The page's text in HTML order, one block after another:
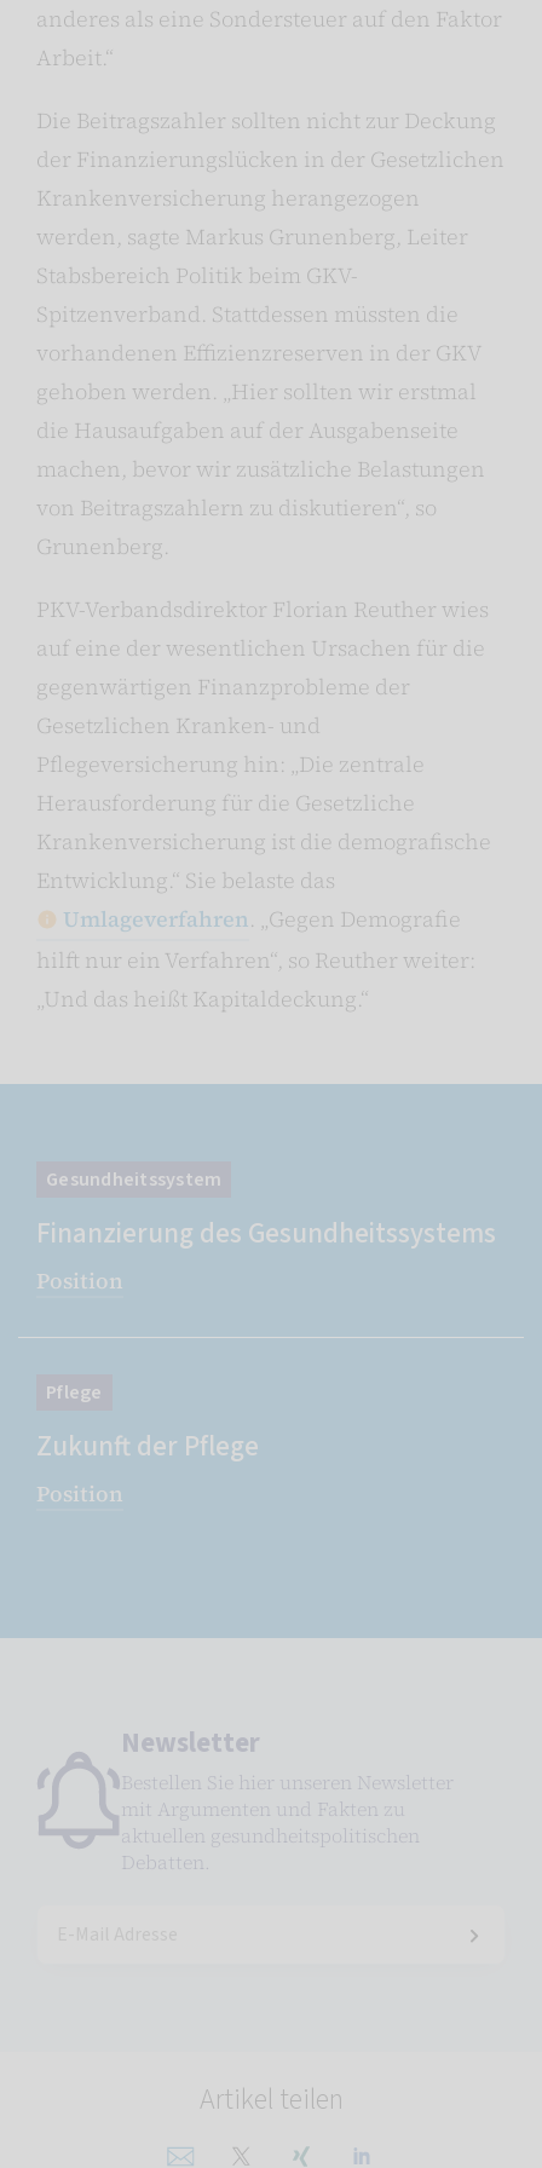
anderes als eine Sondersteuer auf den Faktor
Arbeit.“
Die Beitragszahler sollten nicht zur Deckung
der Finanzierungslücken in der Gesetzlichen
Krankenversicherung herangezogen
werden, sagte Markus Grunenberg, Leiter
Stabsbereich Politik beim GKV-
Spitzenverband. Stattdessen müssten die
vorhandenen Effizienzreserven in der GKV
gehoben werden. „Hier sollten wir erstmal
die Hausaufgaben auf der Ausgabenseite
machen, bevor wir zusätzliche Belastungen
von Beitragszahlern zu diskutieren“, so
Grunenberg.
PKV-Verbandsdirektor Florian Reuther wies
auf eine der wesentlichen Ursachen für die
gegenwärtigen Finanzprobleme der
Gesetzlichen Kranken- und
Pflegeversicherung hin: „Die zentrale
Herausforderung für die Gesetzliche
Krankenversicherung ist die demografische
Entwicklung.“ Sie belaste das
Umlageverfahren. „Gegen Demografie
hilft nur ein Verfahren“, so Reuther weiter:
„Und das heißt Kapitaldeckung.“
Gesundheitssystem
Finanzierung des Gesundheitssystems
Position
Pflege
Zukunft der Pflege
Position
Newsletter
Bestellen Sie hier unseren Newsletter
mit Argumenten und Fakten zu
aktuellen gesundheitspolitischen
Debatten.
Artikel teilen